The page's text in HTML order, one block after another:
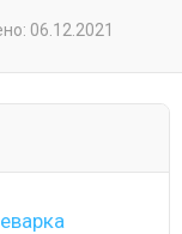
06.12.2021